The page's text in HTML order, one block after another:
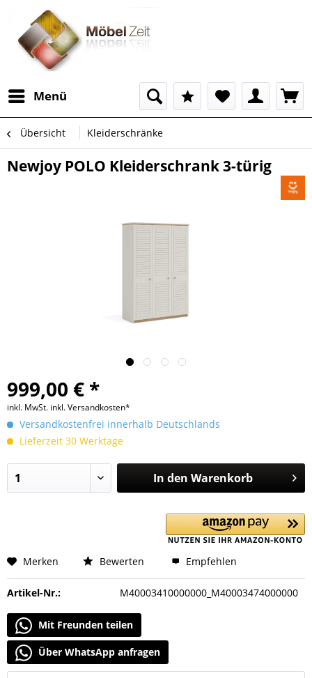
Menü
Übersicht Kleiderschränke
Newjoy POLO Kleiderschrank 3-türig
999,00 € *
inkl. MwSt. inkl. Versandkosten*
Versandkostenfrei innerhalb Deutschlands
Lieferzeit 30 Werktage
In den Warenkorb
Merken Bewerten Empfehlen
Artikel-Nr.: M40003410000000_M40003474000000
Mit Freunden teilen
Über WhatsApp anfragen